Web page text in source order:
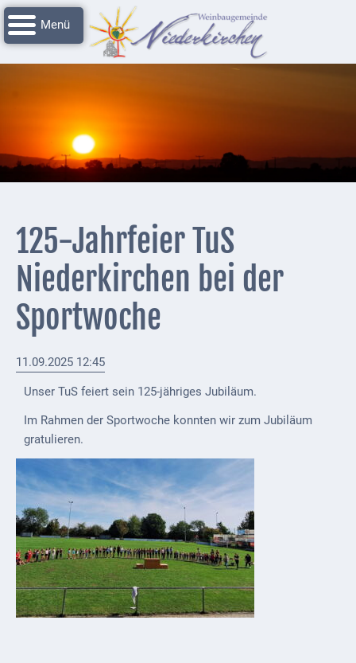
Navigation
überspringen
Startseite
Grussworte
Niederkirchen
Impressionen
Nachrichtenarchiv
Verbandsgemeinde
Deidesheim
Polizei +
Behörden
Gottesdienste
Infrastruktur
und
Versorgung
Baumaßnahmen
Abfallentsorgung
Energieversorgung
125-Jahrfeier TuS
Niederkirchen bei der
Sportwoche
11.09.2025 12:45
Unser TuS feiert sein 125-jähriges Jubiläum.
Im Rahmen der Sportwoche konnten wir zum Jubiläum
gratulieren.